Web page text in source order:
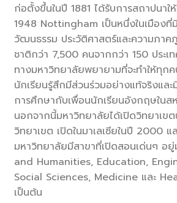
ก่อตั้งขึ้นในปี 1881 ได้รับการสถาปนาใ
1948 Nottingham เป็นหนึ่งในเมือง
วัฒนธรรม ประวัติศาสตร์และความภาค
ชาติกว่า 7,500 คนจากกว่า 150 ประเ
ทางมหาวิทยาลัยพยายามที่จะทำให้ทุกค
นักเรียนรู้สึกมีส่วนร่วมอย่างแท้จริงแล
การศึกษากับเพื่อนนักเรียนอังกฤษในส
นอกจากนี้มหาวิทยาลัยได้เปิดวิทยาเข
วิทยาเขต เปิดในมาเลเซียในปี 2000 แ
มหาวิทยาลัยมีสาขาที่เปิดสอนเด่นๆ อ
and Humanities, Education,
Social Sciences, Medicine และ
เป็นต้น